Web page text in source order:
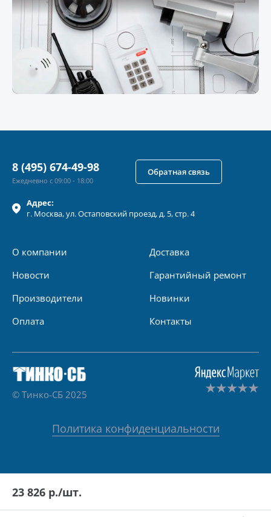
23 826 р./шт.
Адрес:
г. Москва, ул.Остаповский проезд, д. 5, стр. 4
О компании
Новости
Производители
Оплата
Доставка
Гарантийный ремонт
Новинки
Контакты
8 (495) 674-49-98
Ежедневно с 09:00 - 18:00
Обратная связь
© Тинко-СБ 2025
Политика конфиденциальности